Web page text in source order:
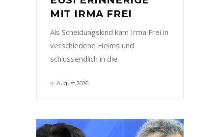
MIT IRMA FREI
Als Scheidungskind kam Irma Frei in
verschiedene Heims und
schlussendlich in die
4. August 2026